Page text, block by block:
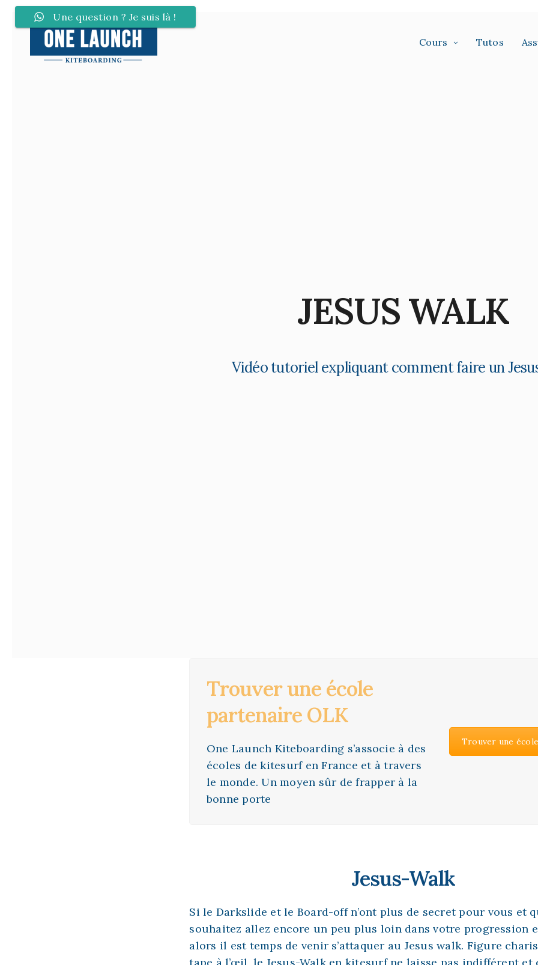
Cours Tutos
JESUS WALK
Vidéo tutoriel expliquant comment faire un
Trouver une école
partenaire OLK
One Launch Kiteboarding s’associe à des
écoles de kitesurf en France et à travers
le monde. Un moyen sûr de frapper à la
bonne porte
Trouver une
Jesus-Walk
Si le Darkslide et le Board-off n’ont plus de secret pour vous et
souhaitez allez encore un peu plus loin dans votre progression
alors il est temps de venir s’attaquer au Jesus walk. Figure
Une question ? Je suis là !